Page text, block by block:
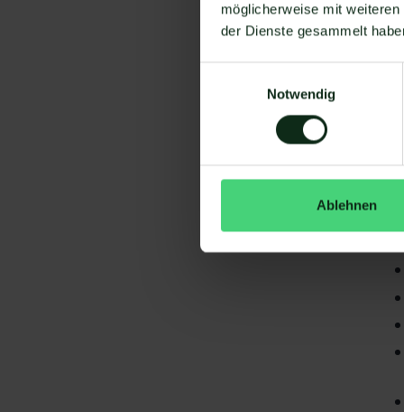
möglicherweise mit
der Dienste gesammelt
Notwendig
Ablehnen